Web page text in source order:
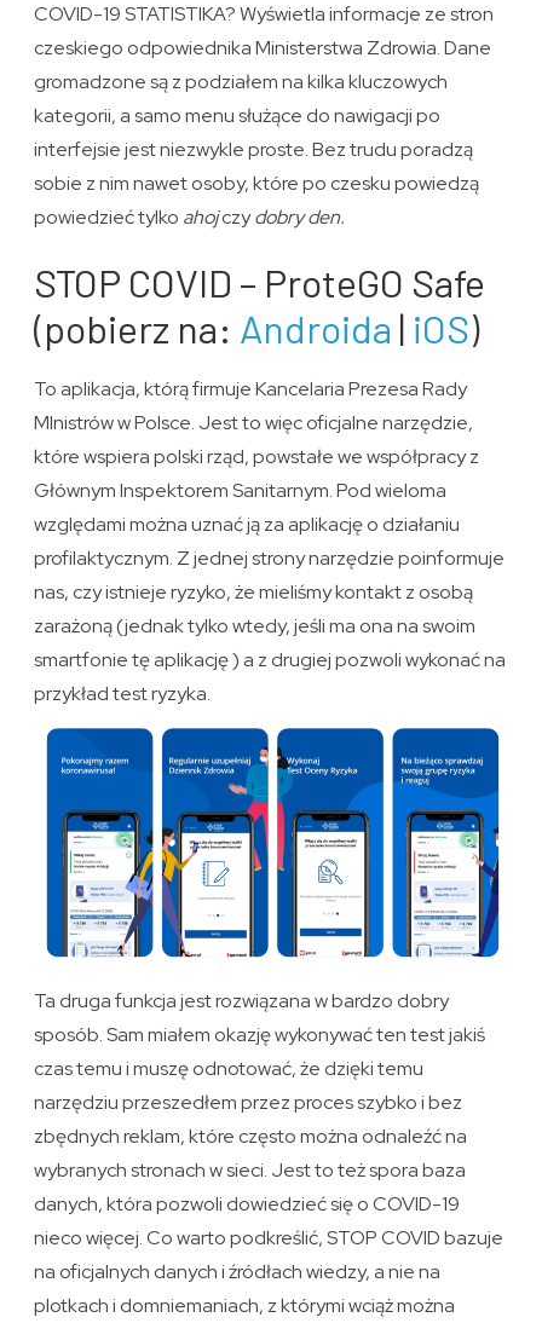
COVID-19 STATISTIKA? Wyświetla informacje ze stron
czeskiego odpowiednika Ministerstwa Zdrowia. Dane
gromadzone są z podziałem na kilka kluczowych
kategorii, a samo menu służące do nawigacji po
interfejsie jest niezwykle proste. Bez trudu poradzą
sobie z nim nawet osoby, które po czesku powiedzą
powiedzieć tylko ahojczydobry den.
STOP COVID – ProteGO Safe
(pobierz na: Androida | iOS)
To aplikacja, którą firmuje Kancelaria Prezesa Rady
MInistrów w Polsce. Jest to więc oficjalne narzędzie,
które wspiera polski rząd, powstałe we współpracy z
Głównym Inspektorem Sanitarnym. Pod wieloma
względami można uznać ją za aplikację o działaniu
profilaktycznym. Z jednej strony narzędzie poinformuje
nas, czy istnieje ryzyko, że mieliśmy kontakt z osobą
zarażoną (jednak tylko wtedy, jeśli ma ona na swoim
smartfonie tę aplikację ) a z drugiej pozwoli wykonać na
przykład test ryzyka.
Ta druga funkcja jest rozwiązana w bardzo dobry
sposób. Sam miałem okazję wykonywać ten test jakiś
czas temu i muszę odnotować, że dzięki temu
narzędziu przeszedłem przez proces szybko i bez
zbędnych reklam, które często można odnaleźć na
wybranych stronach w sieci. Jest to też spora baza
danych, która pozwoli dowiedzieć się o COVID-19
nieco więcej. Co warto podkreślić, STOP COVID bazuje
na oficjalnych danych i źródłach wiedzy, a nie na
plotkach i domniemaniach, z którymi wciąż można